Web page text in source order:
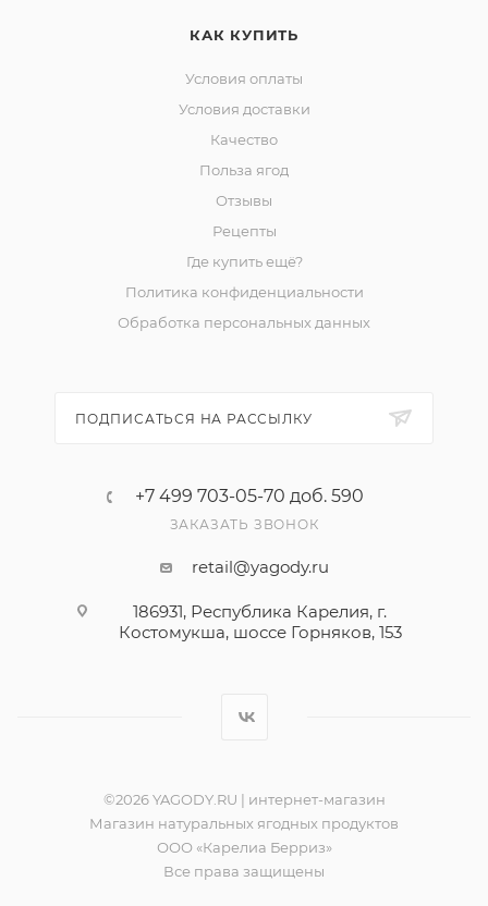
КАК КУПИТЬ
Условия оплаты
Условия доставки
Качество
Польза ягод
Отзывы
Рецепты
Где купить ещё?
Политика конфиденциальности
Обработка персональных данных
ПОДПИСАТЬСЯ НА РАССЫЛКУ
+7 499 703-05-70 доб. 590
ЗАКАЗАТЬ ЗВОНОК
retail@yagody.ru
186931, Республика Карелия, г.
Костомукша, шоссе Горняков, 153
©2026 YAGODY.RU | интернет-магазин
Магазин натуральных ягодных продуктов
ООО «Карелиа Берриз»
Все права защищены